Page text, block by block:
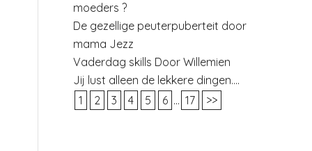
moeders ?
De gezellige peuterpuberteit door
mama Jezz
Vaderdag skills Door Willemien
Jij lust alleen de lekkere dingen….
1
2 3 4 5 6 ... 17 >>